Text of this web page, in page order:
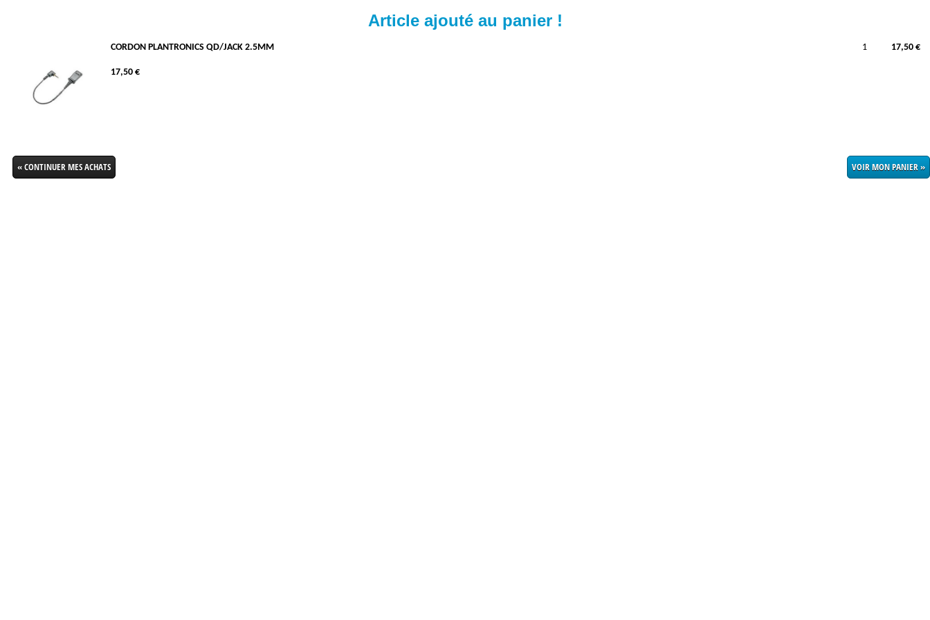
Article ajouté au panier !
CORDON PLANTRONICS QD/JACK 2.5MM
17,50 €
1 17,50 €
« CONTINUER MES ACHATS VOIR MON PANIER »